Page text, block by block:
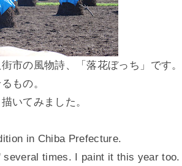
市の風物詩、「落花ぼっち」です。
もの。
いてみました。
in Chiba Prefecture.
times. I paint it this year too.